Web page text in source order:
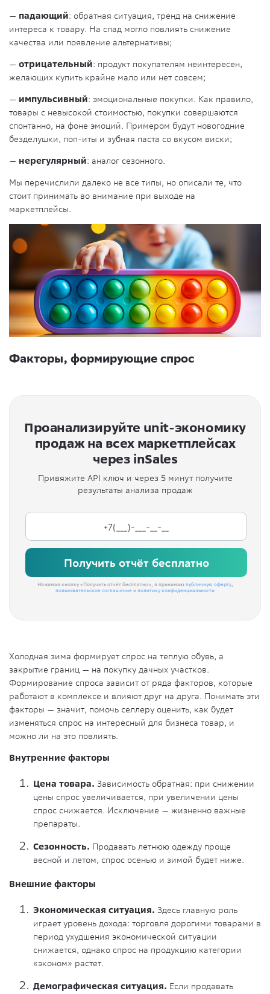
— падающий: обратная ситуация, тренд на снижение
интереса к товару. На спад могло повлиять снижение
качества или появление альтернативы;
— отрицательный: продукт покупателям неинтересен,
желающих купить крайне мало или нет совсем;
— импульсивный: эмоциональные покупки. Как правило,
товары с невысокой стоимостью, покупки совершаются
спонтанно, на фоне эмоций. Примером будут новогодние
безделушки, поп-иты и зубная паста со вкусом виски;
— нерегулярный: аналог сезонного.
Мы перечислили далеко не все типы, но описали те, что
стоит принимать во внимание при выходе на
маркетплейсы.
Факторы, формирующие спрос
Проанализируйте unit-экономику
продаж на всех маркетплейсах
через inSales
Привяжите API ключ и через 5 минут получите
результаты анализа продаж
Получить отчёт бесплатно
Нажимая кнопку «Получить отчёт бесплатно», я принимаю публичную оферту,
пользовательское соглашение и политику конфиденциальности
Холодная зима формирует спрос на теплую обувь, а
закрытие границ — на покупку дачных участков.
Формирование спроса зависит от ряда факторов, которые
работают в комплексе и влияют друг на друга. Понимать эти
факторы — значит, помочь селлеру оценить, как будет
изменяться спрос на интересный для бизнеса товар, и
можно ли на это повлиять.
Внутренние факторы
Цена товара. Зависимость обратная: при снижении
цены спрос увеличивается, при увеличении цены
спрос снижается. Исключение — жизненно важные
препараты.
Сезонность. Продавать летнюю одежду проще
весной и летом, спрос осенью и зимой будет ниже.
Внешние факторы
Экономическая ситуация. Здесь главную роль
играет уровень дохода: торговля дорогими товарами в
период ухудшения экономической ситуации
снижается, однако спрос на продукцию категории
«эконом» растет.
Демографическая ситуация. Если продавать